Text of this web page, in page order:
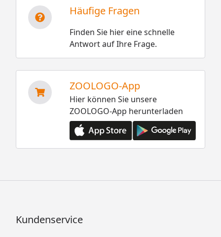
Häufige Fragen
Finden Sie hier eine schnelle
Antwort auf Ihre Frage.
ZOOLOGO-App
Hier können Sie unsere
ZOOLOGO-App herunterladen
Kundenservice